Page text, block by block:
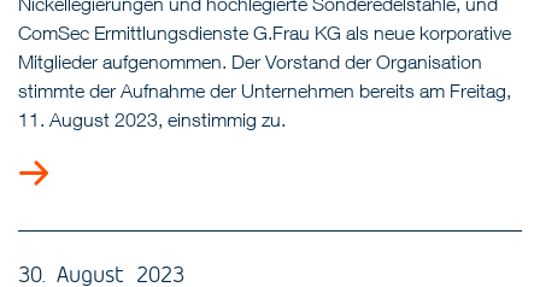
ComSec Ermittlungsdienste G.Frau KG als neue korporative
Mitglieder aufgenommen. Der Vorstand der Organisation
stimmte der Aufnahme der Unternehmen bereits am Freitag,
11. August 2023, einstimmig zu.
30. August 2023